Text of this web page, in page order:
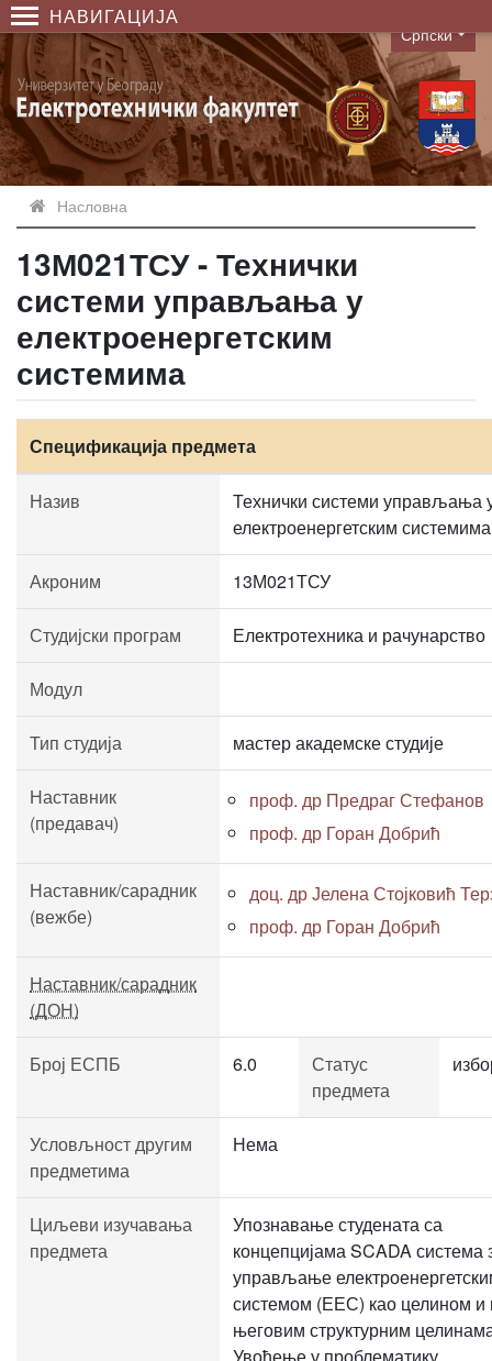
НАВИГАЦИЈА
Language
Српски
Насловна
13М021ТСУ - Технички
системи управљања у
електроенергетским
системима
Спецификација предмета
Назив
Технички системи управљања
електроенергетским системима
Акроним 13М021ТСУ
Студијски програм Електротехника и рачунарство
Модул
Тип студија мастер академске студије
Наставник
(предавач)
проф. др Предраг Стефанов
проф. др Горан Добрић
Наставник/сарадник
(вежбе)
доц. др Јелена Стојковић
проф. др Горан Добрић
Наставник/сарадник
(ДОН)
Број ЕСПБ 6.0
Статус
предмета
Условљност другим
предметима
Нема
Циљеви изучавања
предмета
Упознавање студената са
концепцијама SCADA система
управљање
системом (ЕЕС) као целином и
његовим структурним